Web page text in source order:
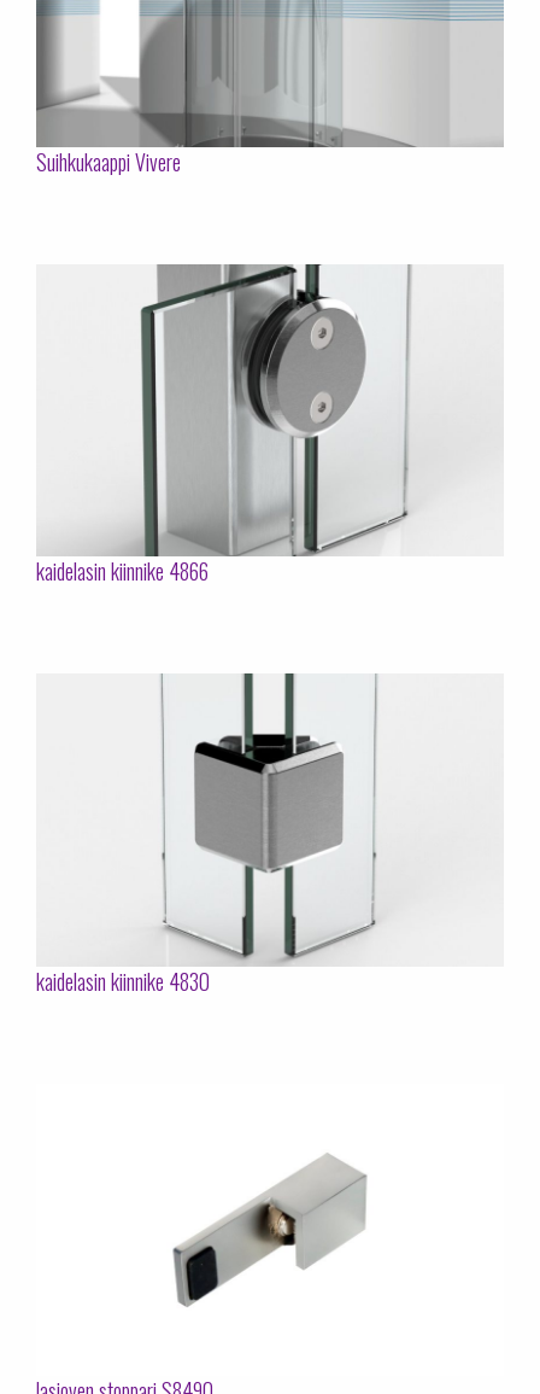
Suihkukaappi Vivere
kaidelasin kiinnike 4866
kaidelasin kiinnike 4830